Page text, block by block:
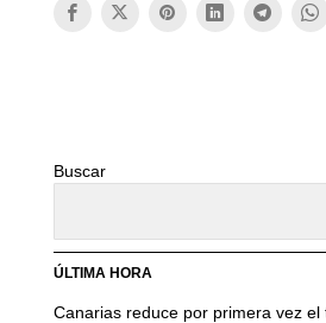
Buscar
ÚLTIMA HORA
Canarias reduce por primera vez el